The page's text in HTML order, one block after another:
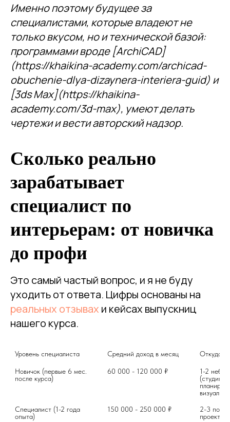
Именно поэтому будущее за
специалистами, которые владеют не
только вкусом, но и технической базой:
программами вроде [ArchiCAD]
(https://khaikina-academy.com/archicad-
obuchenie-dlya-dizaynera-interiera-guid) и
[3ds Max](https://khaikina-
academy.com/3d-max), умеют делать
чертежи и вести авторский надзор.
Сколько реально
зарабатывает
специалист по
интерьерам: от новичка
до профи
Это самый частый вопрос, и я не буду
уходить от ответа. Цифры основаны на
реальных отзывах и кейсах выпускниц
нашего курса.
Уровень специалиста Средний доход в месяц Откуда
Новичок (первые 6 мес.
после курса)
60 000 - 120 000 ₽
1-2
(студия,
Специалист (1-2 года
опыта)
150 000 - 250 000 ₽
2-3
проекта